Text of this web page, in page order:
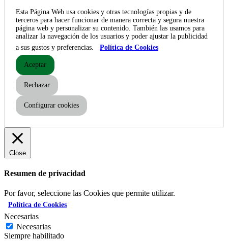
Esta Página Web usa cookies y otras tecnologías propias y de
terceros para hacer funcionar de manera correcta y segura nuestra
página web y personalizar su contenido. También las usamos para
analizar la navegación de los usuarios y poder ajustar la publicidad
a sus gustos y preferencias.
Política de Cookies
Aceptar
Rechazar
Configurar cookies
Close
Resumen de privacidad
Por favor, seleccione las Cookies que permite utilizar.
Política de Cookies
Necesarias
Necesarias
Siempre habilitado